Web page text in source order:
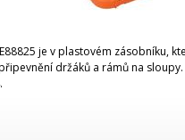
je v plastovém zásobníku,
držáků a rámů na